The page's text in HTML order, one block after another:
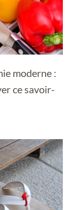
moderne :
ce savoir-